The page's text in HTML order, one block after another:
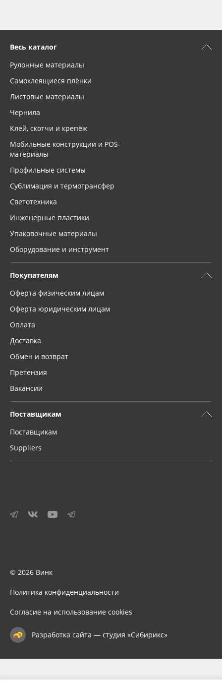
Весь каталог
Рулонные материалы
Самоклеящиеся плёнки
Листовые материалы
Чернила
Клей, скотчи и крепёж
Мобильные конструкции и POS-
материалы
Профильные системы
Сублимация и термотрансфер
Светотехника
Инженерные пластики
Упаковочные материалы
Оборудование и инструмент
Покупателям
Оферта физическим лицам
Оферта юридическим лицам
Оплата
Доставка
Обмен и возврат
Претензия
Вакансии
Поставщикам
Поставщикам
Suppliers
© 2026 Винк
Политика конфиденциальности
Согласие на использование cookies
Разработка сайта — студия «Сибирикс»